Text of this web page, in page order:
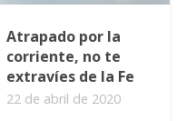
Atrapado por la
corriente, no te
extravíes de la Fe
22 de abril de 2020